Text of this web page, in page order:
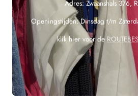
Adres: Zwaanshals 376,
Openingstijden: Dinsdag t/m
klik hier voor de